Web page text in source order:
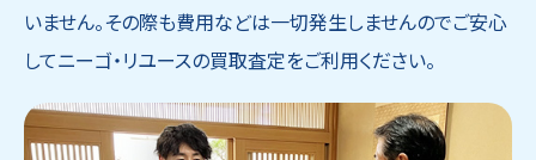
いません。その際も費用などは一切発生しませんのでご安心
してニーゴ・リユースの買取査定をご利用ください。